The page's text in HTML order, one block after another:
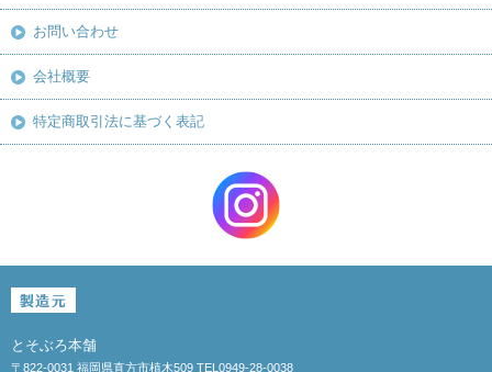
お問い合わせ
会社概要
特定商取引法に基づく表記
とそぶろ本舗
〒822-0031 福岡県直方市植木509 TEL0949-28-0038